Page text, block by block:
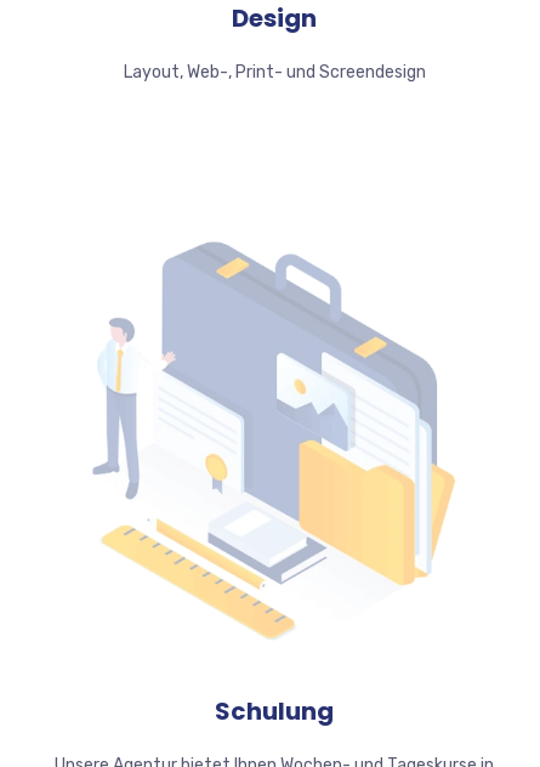
Design
Layout, Web-, Print- und Screendesign
Schulung